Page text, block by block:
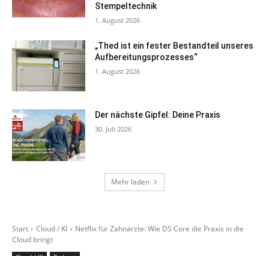
Stempeltechnik
1. August 2026
„Thed ist ein fester Bestandteil unseres
Aufbereitungsprozesses“
1. August 2026
Der nächste Gipfel: Deine Praxis
30. Juli 2026
Mehr laden